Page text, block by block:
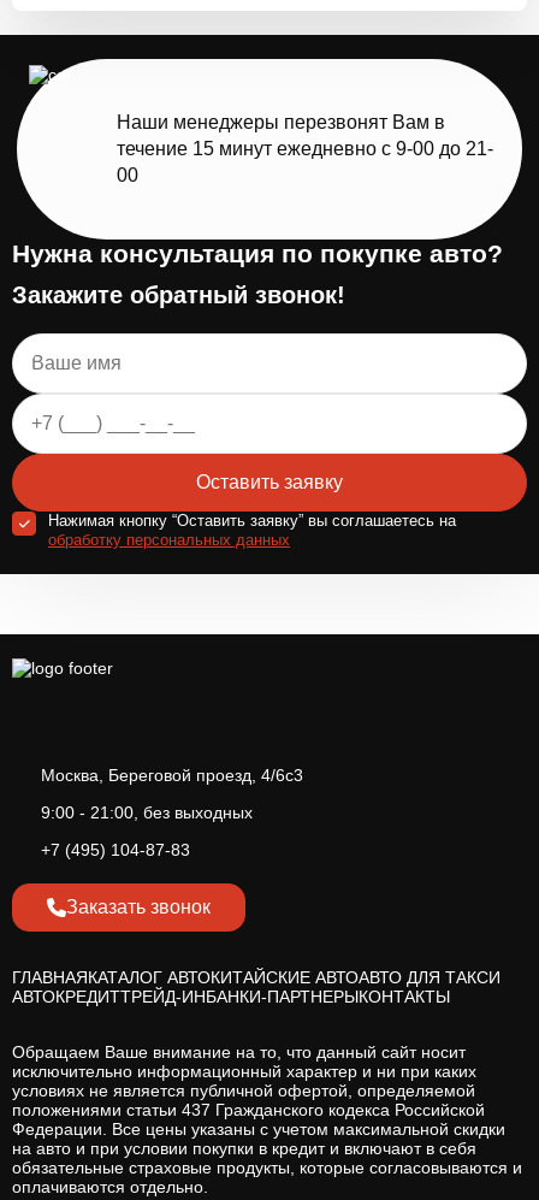
Нужна консультация по покупке авто?
Закажите обратный звонок!
Оставить заявку
Нажимая кнопку “Оставить заявку” вы соглашаетесь на
обработку персональных данных
Наши менеджеры перезвонят Вам в
течение 15 минут ежедневно с 9-00 до 21-
00
Москва, Береговой проезд, 4/6с3
9:00 - 21:00, без выходных
+7 (495) 104-87-83
Заказать звонок
ГЛАВНАЯКАТАЛОГ АВТОКИТАЙСКИЕ АВТОАВТО ДЛЯ ТАКСИ
АВТОКРЕДИТТРЕЙД-ИНБАНКИ-ПАРТНЕРЫКОНТАКТЫ
Обращаем Ваше внимание на то, что данный сайт носит
исключительно информационный характер и ни при каких
условиях не является публичной офертой, определяемой
положениями статьи 437 Гражданского кодекса Российской
Федерации. Все цены указаны с учетом максимальной скидки
на авто и при условии покупки в кредит и включают в себя
обязательные страховые продукты, которые согласовываются и
оплачиваются отдельно.